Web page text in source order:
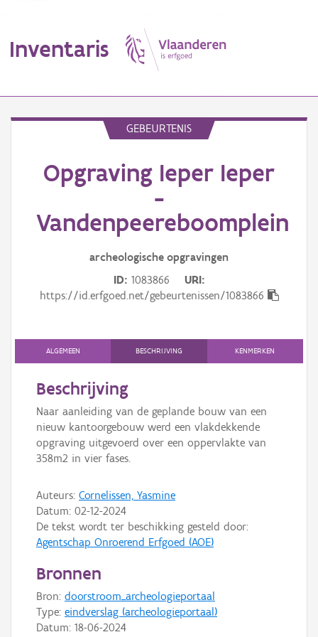
Inventaris
Erfgoedobject
Waarneming
Gebeurtenis
Downloads
Hergebruik
Aanmelden
GEBEURTENIS
Opgraving Ieper Ieper
-
Vandenpeereboomplein
archeologische opgravingen
ID 1083866
URI
https://id.erfgoed.net/gebeurtenissen/1083866
ALGEMEEN BESCHRIJVING KENMERKEN
Beschrijving
Naar aanleiding van de geplande bouw van een
nieuw kantoorgebouw werd een vlakdekkende
opgraving uitgevoerd over een oppervlakte van
358m2 in vier fases.
Auteurs: Cornelissen, Yasmine
Datum: 02-12-2024
De tekst wordt ter beschikking gesteld door:
Agentschap Onroerend Erfgoed (AOE)
Bronnen
Bron: doorstroom_archeologieportaal
Type: eindverslag (archeologieportaal)
Datum: 18-06-2024